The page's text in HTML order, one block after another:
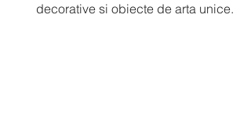
decorative si obiecte de arta unice.